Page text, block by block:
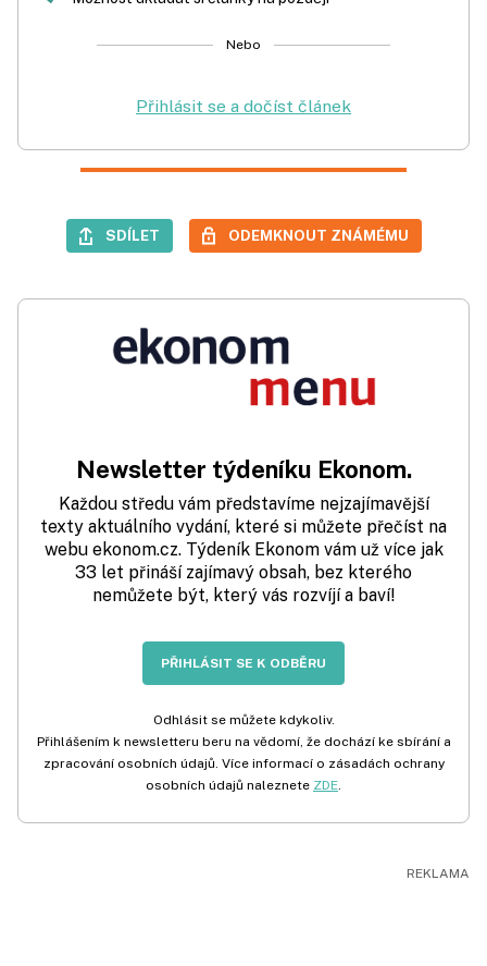
Nebo
Přihlásit se a dočíst článek
SDÍLET ODEMKNOUT ZNÁMÉMU
Newsletter týdeníku Ekonom.
Každou středu vám představíme nejzajímavější
texty aktuálního vydání, které si můžete přečíst na
webu ekonom.cz. Týdeník Ekonom vám už více jak
33 let přináší zajímavý obsah, bez kterého
nemůžete být, který vás rozvíjí a baví!
PŘIHLÁSIT SE K ODBĚRU
Odhlásit se můžete kdykoliv.
Přihlášením k newsletteru beru na vědomí, že dochází ke sbírání a
zpracování osobních údajů. Více informací o zásadách ochrany
osobních údajů naleznete ZDE